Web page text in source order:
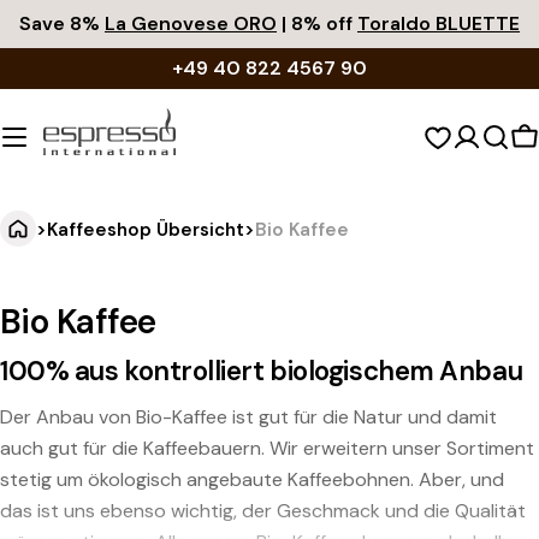
Zum
Inhalt
Save 8% La Genovese ORO | 8% off Toraldo BLUETTE
+49 40 822 4567 90
>Kaffeeshop Übersicht>Bio Kaffee
Bio Kaffee
100% aus kontrolliert biologischem Anbau
Der Anbau von Bio-Kaffee ist gut für die Natur und damit
auch gut für die Kaffeebauern. Wir erweitern unser Sortiment
stetig um ökologisch angebaute Kaffeebohnen. Aber, und
das ist uns ebenso wichtig, der Geschmack und die Qualität